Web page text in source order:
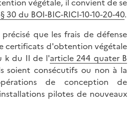
végétale, il convient de se
30 du BOI-BIC-RICI-10-10-20-40.
que les frais de défense
certificats d'obtention végétale
k du II de l'article 244 quater B
soient consécutifs ou non à la
de conception de
pilotes de nouveaux